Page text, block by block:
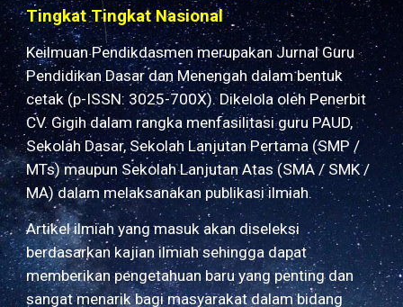
Tingkat Tingkat Nasional
Keilmuan Pendikdasmen merupakan Jurnal Guru
Pendidikan Dasar dan Menengah dalam bentuk
cetak (p-ISSN: 3025-700X). Dikelola oleh Penerbit
CV. Gigih dalam rangka menfasilitasi guru PAUD,
Sekolah Dasar, Sekolah Lanjutan Pertama (SMP /
MTs) maupun Sekolah Lanjutan Atas (SMA / SMK /
MA) dalam melaksanakan publikasi ilmiah.
Artikel ilmiah yang masuk akan diseleksi
berdasarkan kajian ilmiah sehingga dapat
memberikan pengetahuan baru yang penting dan
sangat menarik bagi masyarakat dalam bidang